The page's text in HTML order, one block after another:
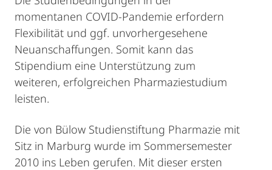
momentanen COVID-Pandemie erfordern
Flexibilität und ggf. unvorhergesehene
Neuanschaffungen. Somit kann das
Stipendium eine Unterstützung zum
weiteren, erfolgreichen Pharmaziestudium
leisten.
Die von Bülow Studienstiftung Pharmazie mit
Sitz in Marburg wurde im Sommersemester
2010 ins Leben gerufen. Mit dieser ersten